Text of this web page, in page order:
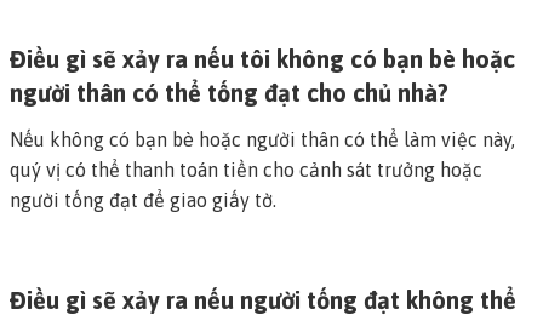
Điều gì sẽ xảy ra nếu tôi không có bạn bè hoặc
người thân có thể tống đạt cho chủ nhà?
Nếu không có bạn bè hoặc người thân có thể làm việc này,
quý vị có thể thanh toán tiền cho cảnh sát trưởng hoặc
người tống đạt để giao giấy tờ.
Điều gì sẽ xảy ra nếu người tống đạt không thể